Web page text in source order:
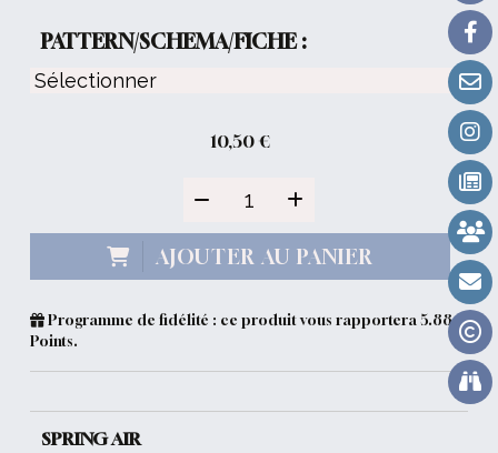
PATTERN/SCHEMA/FICHE :
10,50 €
AJOUTER AU PANIER
Programme de fidélité : ce produit vous rapportera5.88
Points.
SPRING AIR